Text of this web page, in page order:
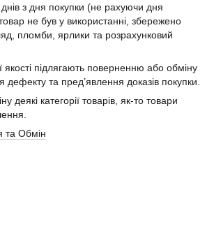
з дня покупки (не рахуючи дня
не був у використанні, збережено
пломби, ярлики та розрахунковий
підлягають поверненню або обміну
та пред’явлення доказів покупки.
деякі категорії товарів, як-то товари
та Обмін